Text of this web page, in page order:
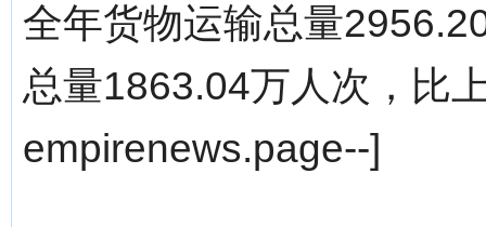
全年货物运输总量
总量1863.04万人次，比
empirenews.page--]